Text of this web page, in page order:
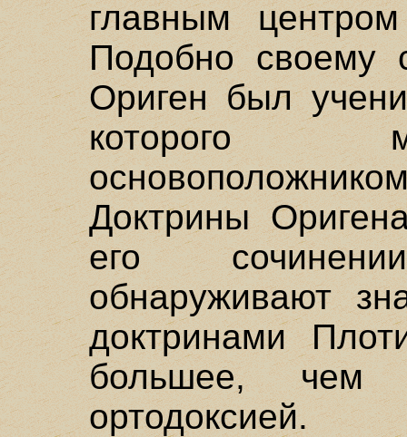
главным
Подобно своему
Ориген был
которого
Доктрины
его
обнаруживают
доктринами
большее, чем
ортодоксией.